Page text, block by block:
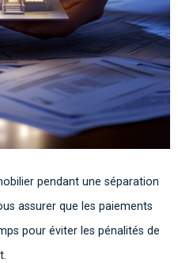
pendant une séparation
assurer que les paiements
pour éviter les pénalités de